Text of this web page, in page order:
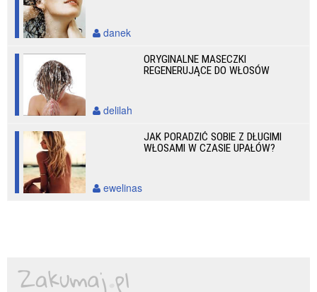
danek
ORYGINALNE MASECZKI
REGENERUJĄCE DO WŁOSÓW
delilah
JAK PORADZIĆ SOBIE Z DŁUGIMI
WŁOSAMI W CZASIE UPAŁÓW?
ewelinas